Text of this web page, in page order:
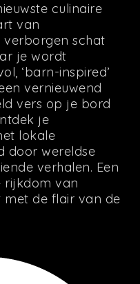
culinaire
van
verborgen schat
je wordt
‘barn-inspired’
vernieuwend
vers op je bord
je
lokale
door wereldse
verhalen. Een
rijkdom van
met de flair van de